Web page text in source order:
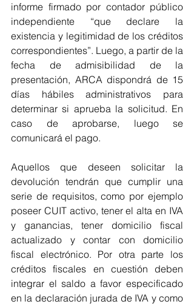
informe firmado por contador público
independiente “que declare la
existencia y legitimidad de los créditos
correspondientes”. Luego, a partir de la
fecha de admisibilidad de la
presentación, ARCA dispondrá de 15
días hábiles administrativos para
determinar si aprueba la solicitud. En
caso de aprobarse, luego se
comunicará el pago.
Aquellos que deseen solicitar la
devolución tendrán que cumplir una
serie de requisitos, como por ejemplo
poseer CUIT activo, tener el alta en IVA
y ganancias, tener domicilio fiscal
actualizado y contar con domicilio
fiscal electrónico. Por otra parte los
créditos fiscales en cuestión deben
integrar el saldo a favor especificado
en la declaración jurada de IVA y como